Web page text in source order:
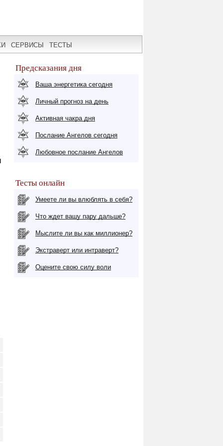
СЕРВИСЫ ТЕСТЫ
Предсказания дня
Ваша энергетика сегодня
Личный прогноз на день
Активная чакра дня
Послание Ангелов сегодня
Любовное послание Ангелов
Тесты онлайн
Умеете ли вы влюблять в себя?
Что ждет вашу пару дальше?
Мыслите ли вы как миллионер?
Экстраверт или интраверт?
Оцените свою силу воли